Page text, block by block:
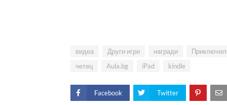
видеа Други игри награди
четец
Aula.bg iPad kindle
Facebook Twitter